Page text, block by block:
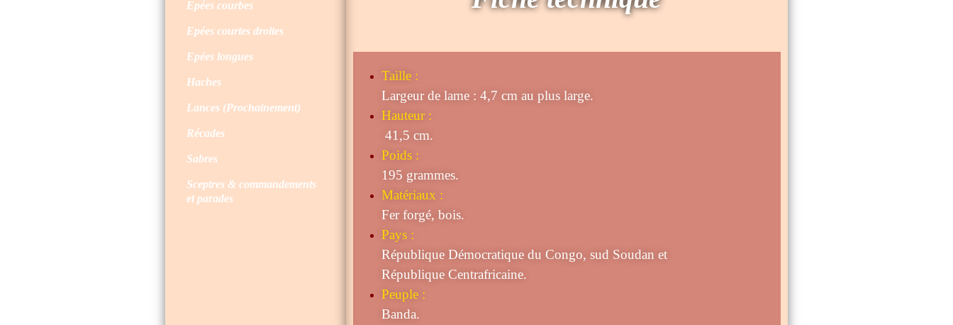
Epées courbes
Epées courtes droites
Epées longues
Haches
Lances (Prochainement)
Récades
Sabres
Sceptres & commandements
et parades
Taille:
Largeur de lame : 4,7 cm au plus large.
Hauteur :
41,5 cm.
Poids :
195 grammes.
Matériaux :
Fer forgé, bois.
Pays :
République Démocratique du Congo, sud Soudan et
République Centrafricaine.
Peuple :
Banda.